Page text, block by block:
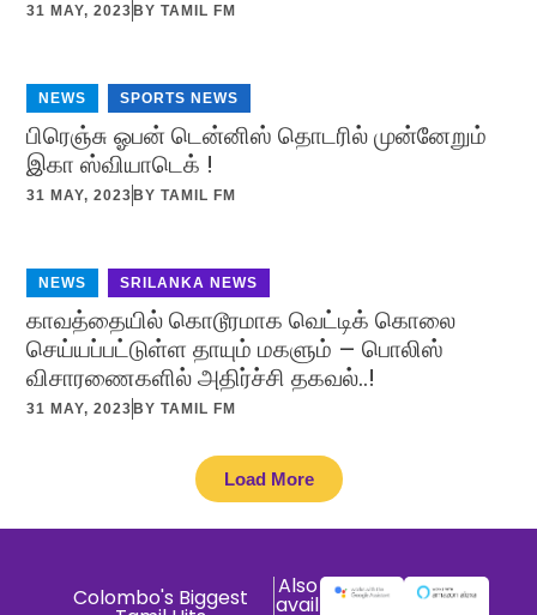
31 MAY, 2023 BYTAMIL FM
NEWS SPORTS NEWS
பிரெஞ்சு ஓபன் டென்னிஸ் தொடரில் முன்னேறும்
இகா ஸ்வியாடெக் !
31 MAY, 2023 BYTAMIL FM
NEWS SRILANKA NEWS
காவத்தையில் கொடூரமாக வெட்டிக் கொலை
செய்யப்பட்டுள்ள தாயும் மகளும் – பொலிஸ்
விசாரணைகளில் அதிர்ச்சி தகவல்..!
31 MAY, 2023 BYTAMIL FM
Load More
Colombo's Biggest Also
avail